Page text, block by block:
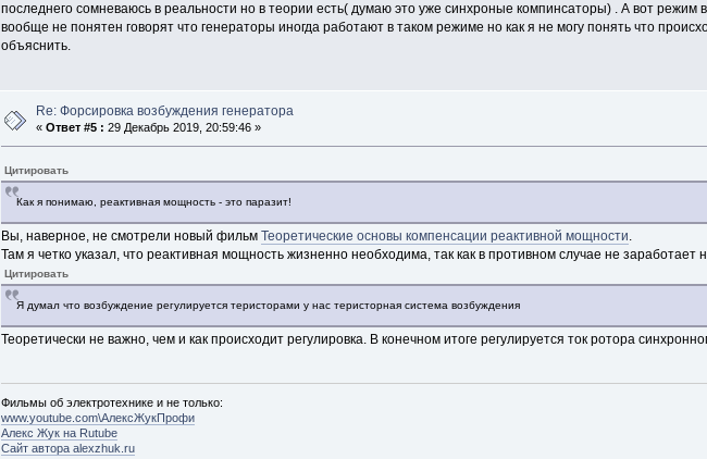
последнего сомневаюсь в реальности но в теории есть( думаю это уже синхроные компинсаторы) . А вот режим
вообще не понятен говорят что генераторы иногда работают в таком режиме но как я не могу понять что
объяснить.
Re: Форсировка возбуждения генератора
«Ответ #5 : 29 Декабрь 2019, 20:59:46 »
Цитировать
Как я понимаю, реактивная мощность - это паразит!
Вы, наверное, не смотрели новый фильм Теоретические основы компенсации реактивной мощности
Там я четко указал, что реактивная мощность жизненно необходима, так как в противном случае не заработает
Цитировать
Я думал что возбуждение регулируется теристорами у нас теристорная система возбуждения
Теоретически не важно, чем и как происходит регулировка. В конечном итоге регулируется ток ротора
Фильмы об электротехнике и не только:
www.youtube.com\АлексЖукПрофи
Алекс Жук на Rutube
Сайт автора alexzhuk.ru